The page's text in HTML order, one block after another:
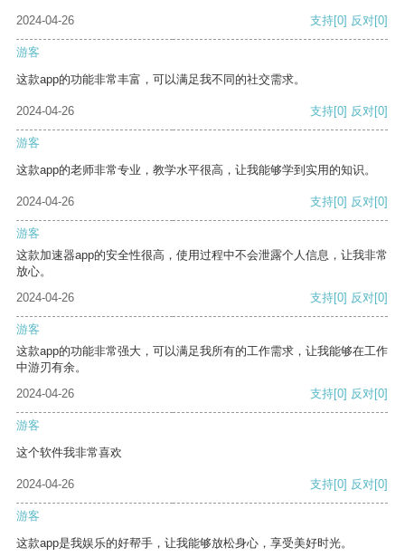
2024-04-26
支持[0] 反对[0]
游客
这款app的功能非常丰富，可以满足我不同的社交需求。
2024-04-26 支持[0] 反对[0]
游客
这款app的老师非常专业，教学水平很高，让我能够学到实用的知识。
2024-04-26 支持[0] 反对[0]
游客
这款加速器app的安全性很高，使用过程中不会泄露个人信息，让我非常
放心。
2024-04-26
支持[0] 反对[0]
游客
这款app的功能非常强大，可以满足我所有的工作需求，让我能够在工作
中游刃有余。
2024-04-26
支持[0] 反对[0]
游客
这个软件我非常喜欢
2024-04-26 支持[0] 反对[0]
游客
这款app是我娱乐的好帮手，让我能够放松身心，享受美好时光。